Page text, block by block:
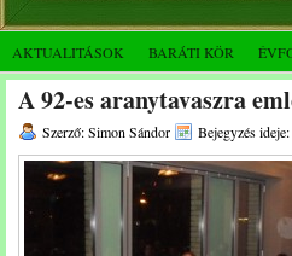
AKTUALITÁSOK BARÁTI KÖR
A 92-es aranytavaszra
Szerző: Simon Sándor Bejegyzés